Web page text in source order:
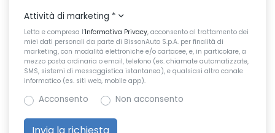
Attività di marketing *
Letta e compresa l’Informativa Privacy, acconsento al trattamento dei
miei dati personali da parte di BissonAuto S.p.A. per finalità di
marketing, con modalità elettroniche e/o cartacee, e, in particolare, a
mezzo posta ordinaria o email, telefono (es. chiamate automatizzate,
SMS, sistemi di messaggistica istantanea), e qualsiasi altro canale
informatico (es. siti web, mobile app).
Acconsento Non acconsento